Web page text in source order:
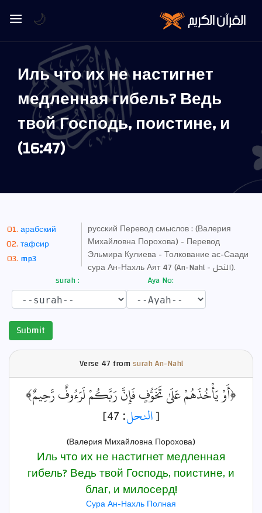
Иль что их не настигнет
медленная гибель? Ведь
твой Господь, поистине, и
(16:47)
арабский
тафсир
mp3
русский Перевод смыслов : (Валерия
Михайловна Порохова) - Перевод
Эльмира Кулиева - Толкование ас-Саади
сура Ан-Нахль Аят 47 (An-Nahl - النحل).
surah :
Aya No:
Submit
Verse 47 fromsurah An-Nahl
﴿أَوْ يَأْخُذَهُمْ عَلَىٰ تَخَوُّفٍ فَإِنَّ رَبَّكُمْ لَرَءُوفٌ رَّحِيمٌ﴾
[النحل: 47]
(Валерия Михайловна Порохова)
Иль что их не настигнет медленная
гибель? Ведь твой Господь, поистине, и
благ, и милосерд!
Сура Ан-Нахль Полная
🌙